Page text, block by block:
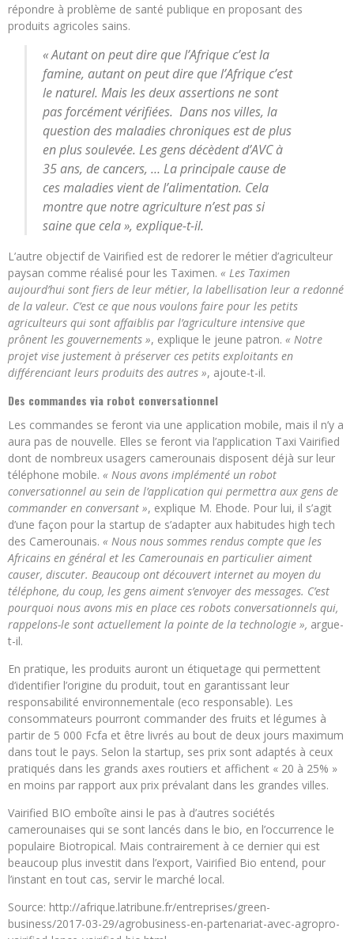
répondre à problème de santé publique en proposant des
produits agricoles sains.
« Autant on peut dire que l’Afrique c’est la
famine, autant on peut dire que l’Afrique c’est
le naturel. Mais les deux assertions ne sont
pas forcément vérifiées. Dans nos villes, la
question des maladies chroniques est de plus
en plus soulevée. Les gens décèdent d’AVC à
35 ans, de cancers, … La principale cause de
ces maladies vient de l’alimentation. Cela
montre que notre agriculture n’est pas si
saine que cela », explique-t-il.
L’autre objectif de Vairified est de redorer le métier d’agriculteur
paysan comme réalisé pour les Taximen. « Les Taximen
aujourd’hui sont fiers de leur métier, la labellisation leur a redonné
de la valeur. C’est ce que nous voulons faire pour les petits
agriculteurs qui sont affaiblis par l’agriculture intensive que
prônent les gouvernements », explique le jeune patron. « Notre
projet vise justement à préserver ces petits exploitants en
différenciant leurs produits des autres », ajoute-t-il.
Des commandes via robot conversationnel
Les commandes se feront via une application mobile, mais il n’y a
aura pas de nouvelle. Elles se feront via l’application Taxi Vairified
dont de nombreux usagers camerounais disposent déjà sur leur
téléphone mobile. « Nous avons implémenté un robot
conversationnel au sein de l’application qui permettra aux gens de
commander en conversant », explique M. Ehode. Pour lui, il s’agit
d’une façon pour la startup de s’adapter aux habitudes high tech
des Camerounais. « Nous nous sommes rendus compte que les
Africains en général et les Camerounais en particulier aiment
causer, discuter. Beaucoup ont découvert internet au moyen du
téléphone, du coup, les gens aiment s’envoyer des messages. C’est
pourquoi nous avons mis en place ces robots conversationnels qui,
rappelons-le sont actuellement la pointe de la technologie », argue-
t-il.
En pratique, les produits auront un étiquetage qui permettent
d’identifier l’origine du produit, tout en garantissant leur
responsabilité environnementale (eco responsable). Les
consommateurs pourront commander des fruits et légumes à
partir de 5 000 Fcfa et être livrés au bout de deux jours maximum
dans tout le pays. Selon la startup, ses prix sont adaptés à ceux
pratiqués dans les grands axes routiers et affichent « 20 à 25% »
en moins par rapport aux prix prévalant dans les grandes villes.
Vairified BIO emboîte ainsi le pas à d’autres sociétés
camerounaises qui se sont lancés dans le bio, en l’occurrence le
populaire Biotropical. Mais contrairement à ce dernier qui est
beaucoup plus investit dans l’export, Vairified Bio entend, pour
l’instant en tout cas, servir le marché local.
Source: http://afrique.latribune.fr/entreprises/green-
business/2017-03-29/agrobusiness-en-partenariat-avec-agropro-